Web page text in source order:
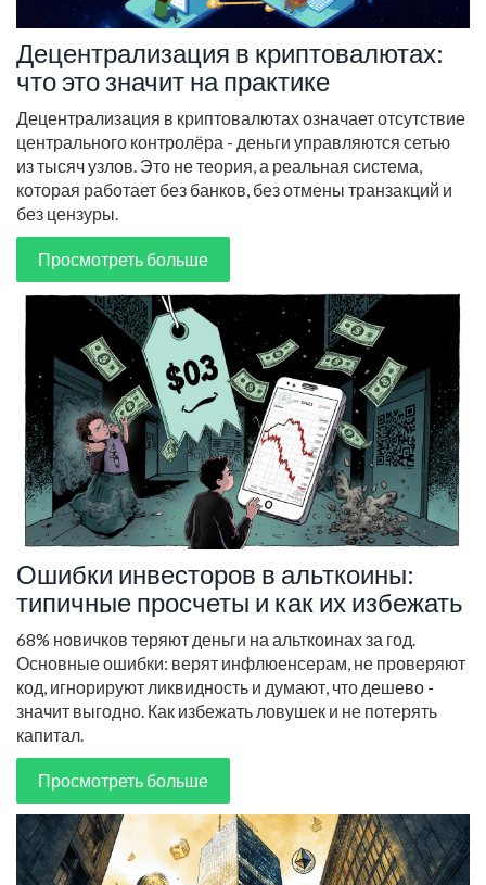
Децентрализация в криптовалютах:
что это значит на практике
Децентрализация в криптовалютах означает отсутствие
центрального контролёра - деньги управляются сетью
из тысяч узлов. Это не теория, а реальная система,
которая работает без банков, без отмены транзакций и
без цензуры.
Просмотреть больше
Ошибки инвесторов в альткоины:
типичные просчеты и как их избежать
68% новичков теряют деньги на альткоинах за год.
Основные ошибки: верят инфлюенсерам, не проверяют
код, игнорируют ликвидность и думают, что дешево -
значит выгодно. Как избежать ловушек и не потерять
капитал.
Просмотреть больше